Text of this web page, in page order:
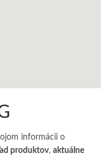
informácii o
produktov, aktuálne